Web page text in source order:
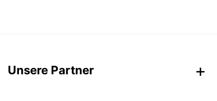
Unsere Partner